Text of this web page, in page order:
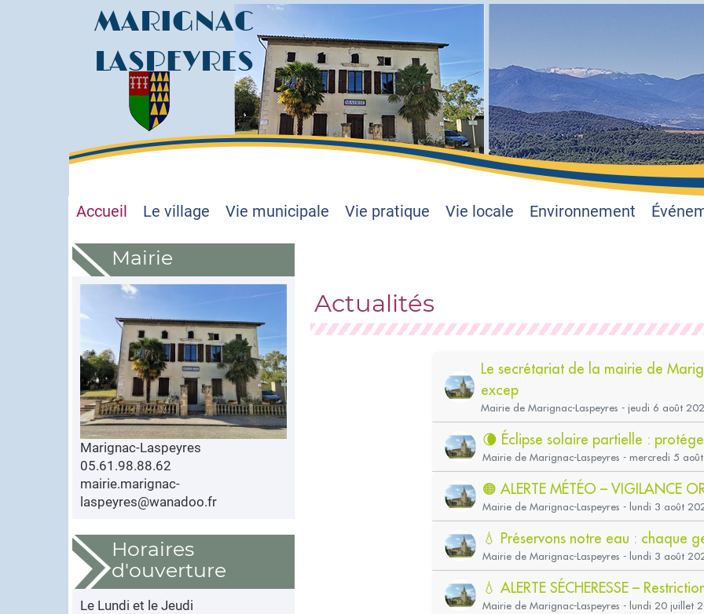
MARIGNAC
LASPEYRES
Accueil Le village Vie municipale Vie pratique Vie locale Environnement
Actualités
Mairie
Marignac-Laspeyres
05.61.98.88.62
mairie.marignac-
laspeyres@wanadoo.fr
Horaires
d'ouverture
Le Lundi et le Jeudi